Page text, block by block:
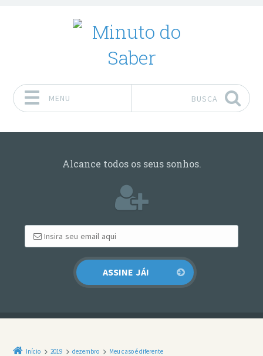
MENU BUSCA
Alcance todos os seus sonhos.
Início 2019 dezembro Meu caso é diferente